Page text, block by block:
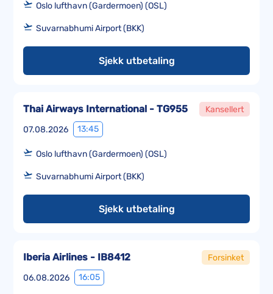
Oslo lufthavn (Gardermoen) (OSL)
Suvarnabhumi Airport (BKK)
Sjekk utbetaling
07.08.2026 13:45
Thai Airways International - TG955 Kansellert
Oslo lufthavn (Gardermoen) (OSL)
Suvarnabhumi Airport (BKK)
Sjekk utbetaling
06.08.2026 16:05
Iberia Airlines - IB8412 Forsinket